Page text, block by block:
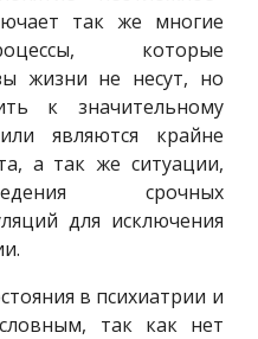
так же многие
которые
жизни не несут, но
к значительному
являются крайне
а так же ситуации,
срочных
для исключения
в психиатрии и
так как нет